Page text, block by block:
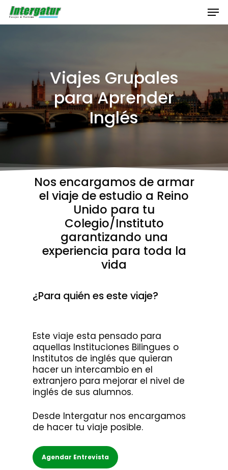
Skip
main
Viajes Grupales
para Aprender
Inglés
Nos encargamos de armar
el viaje de estudio a Reino
Unido para tu
Colegio/Instituto
garantizando una
experiencia para toda la
vida
¿Para quién es este viaje?
Este viaje esta pensado para
aquellas Instituciones Bilingues o
Institutos de inglés que quieran
hacer un intercambio en el
extranjero para mejorar el nivel de
inglés de sus alumnos.
Desde Intergatur nos encargamos
de hacer tu viaje posible.
Agendar Entrevista